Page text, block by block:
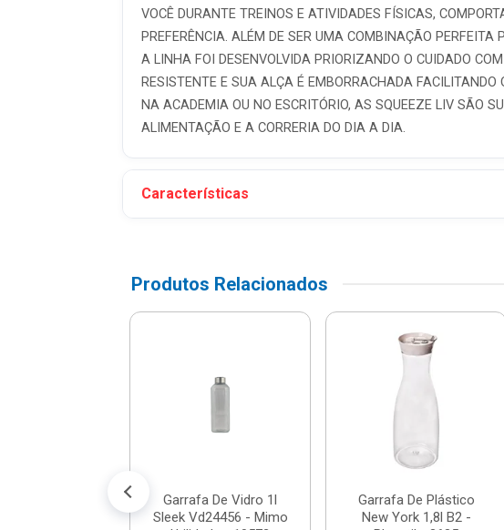
VOCÊ DURANTE TREINOS E ATIVIDADES FÍSICAS,
PREFERÊNCIA. ALÉM DE SER UMA COMBINAÇÃO
A LINHA FOI DESENVOLVIDA PRIORIZANDO O CUIDADO
RESISTENTE E SUA ALÇA É EMBORRACHADA
NA ACADEMIA OU NO ESCRITÓRIO, AS SQUEEZE LIV SÃO
ALIMENTAÇÃO E A CORRERIA DO DIA A DIA.
Características
Produtos Relacionados
Garrafa De Vidro 1l
Sleek Vd24456 - Mimo
Garrafa De Plástico
New York 1,8l B2 -